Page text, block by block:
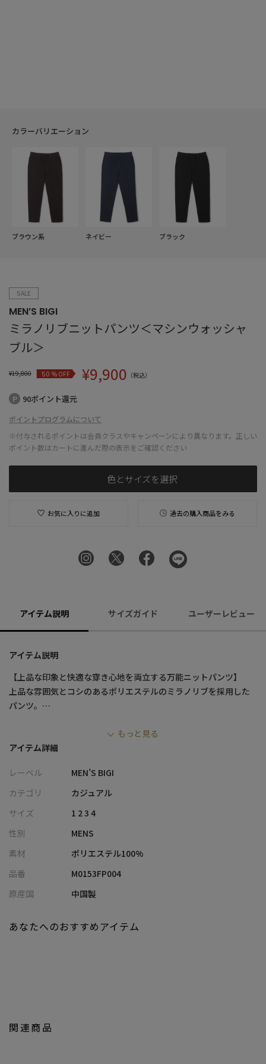
カラーバリエーション
ブラウン系 ネイビー ブラック
SALE
MEN’S BIGI
ミラノリブニットパンツ＜マシンウォッシャ
ブル＞
¥19,800 50% OFF ¥9,900 （税込）
90ポイント還元
ポイントプログラムについて
※付与されるポイントは会員クラスやキャンペーンにより異なります。正しい
ポイント数はカートに進んだ際の表示をご確認ください
色とサイズを選択
お気に入りに追加 過去の購入商品をみる
アイテム説明 サイズガイド ユーザーレビュー
アイテム説明
【上品な印象と快適な穿き心地を両立する万能ニットパンツ】
上品な雰囲気とコシのあるポリエステルのミラノリブを採用した
パンツ。
とした端正さに、ニットの伸縮性を兼ね備えた素材です。
マシンウォッシャブルで、自宅での洗濯が可能。
り、ジャケットやブルゾンとのスマートカジュアル、スウェット
やカットソーとのモードなアスレチックスタイルまで、都会的な
【デザインと素材】
上品な雰囲気とコシを備えたポリエステルのミラノリブを使用。
る色合いが特徴的。
一方、ブラックはソリッド（単色）でクールな印象に仕上がって
【シルエット】
前後の身頃にはピンタックでセンタークリースを表現し、縦のラ
もっと見る
アイテム詳細
レーベル
MEN’S BIGI
カテゴリ
カジュアル
サイズ
1 2 3 4
性別
MENS
素材
ポリエステル100%
品番
M0153FP004
原産国
中国製
関連商品
あなたへのおすすめアイテム